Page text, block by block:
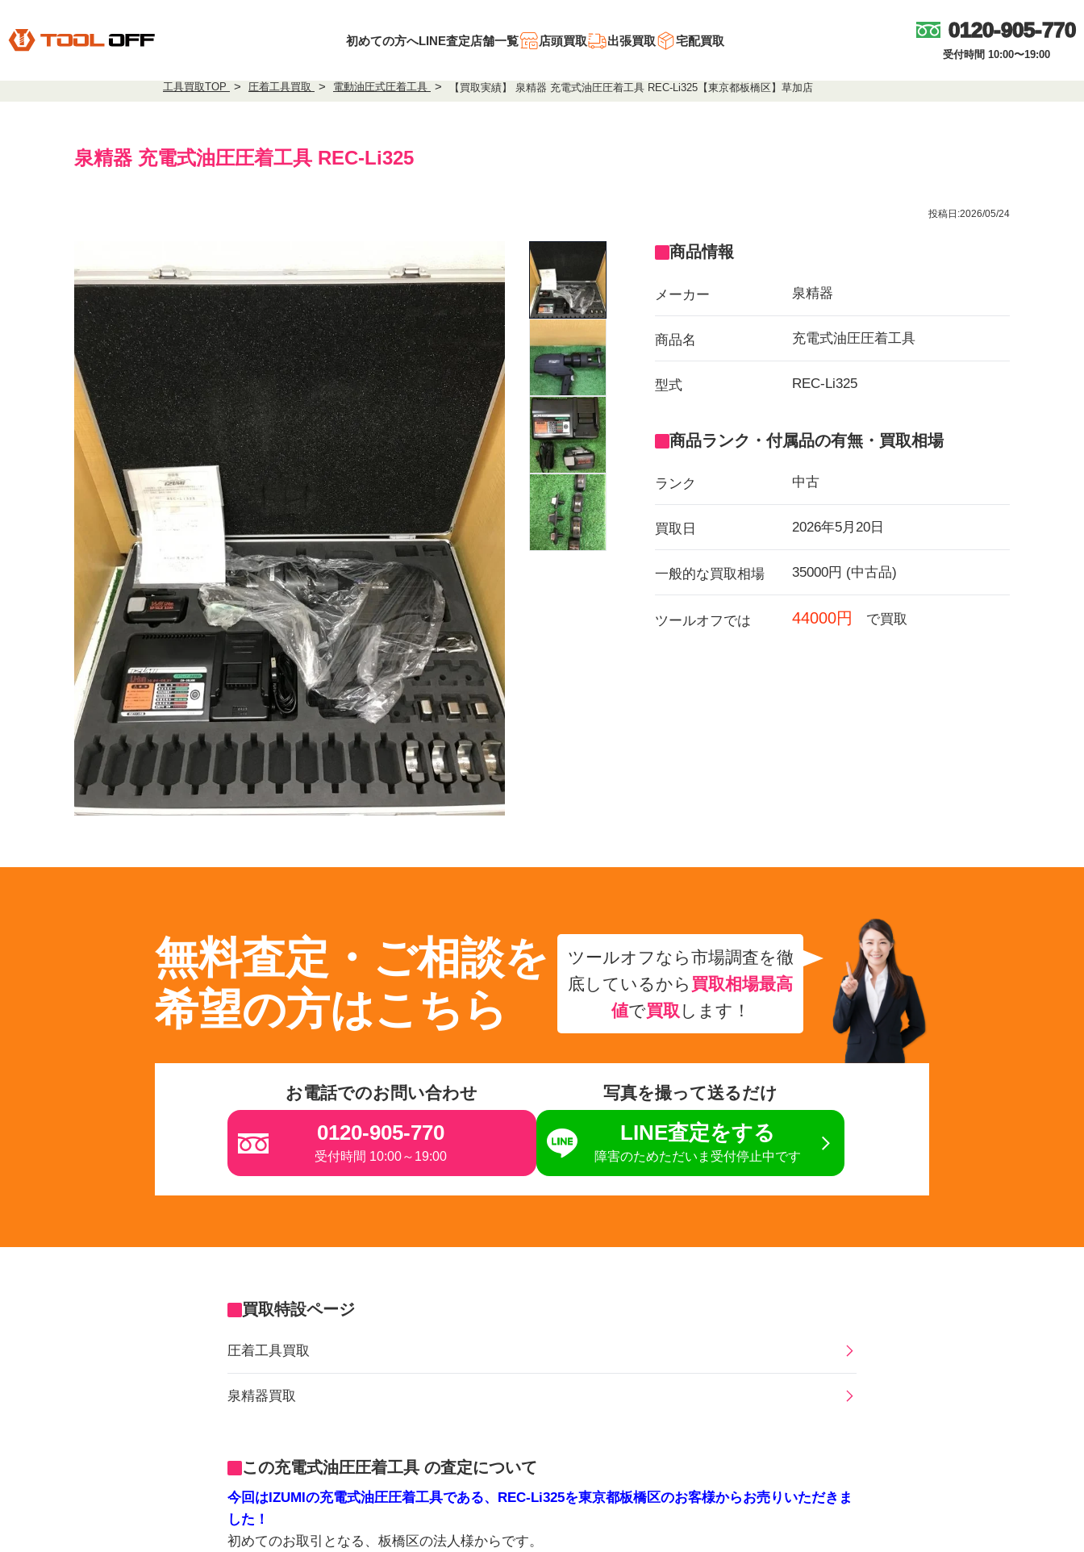
初めての方へLINE査定店舗一覧 店頭買取 出張買取 宅配買取 0120-905-770
受付時間 10:00〜19:00
工具買取TOP 圧着工具買取 電動油圧式圧着工具 【買取実績】 泉精器 充電式油圧圧着工具 REC-Li325【東京都板橋区】草加店
泉精器 充電式油圧圧着工具 REC-Li325
投稿日:2026/05/24
商品情報
メーカー 泉精器
商品名 充電式油圧圧着工具
型式 REC-Li325
商品ランク・付属品の有無・買取相場
ランク 中古
買取日 2026年5月20日
一般的な買取相場 35000円 (中古品)
ツールオフでは 44000円 で買取
無料査定・ご相談を
希望の方はこちら
ツールオフなら市場調査を徹
底しているから 買取相場最高
値で買取 します！
お電話でのお問い合わせ
0120-905-770
受付時間 10:00～19:00
写真を撮って送るだけ
LINE査定をする
障害のためただいま受付停止中です
買取特設ページ
圧着工具買取
泉精器買取
この充電式油圧圧着工具 の査定について
今回はIZUMIの充電式油圧圧着工具である、REC-Li325を東京都板橋区のお客様からお売りいただきま
した！
初めてのお取引となる、板橋区の法人様からです。